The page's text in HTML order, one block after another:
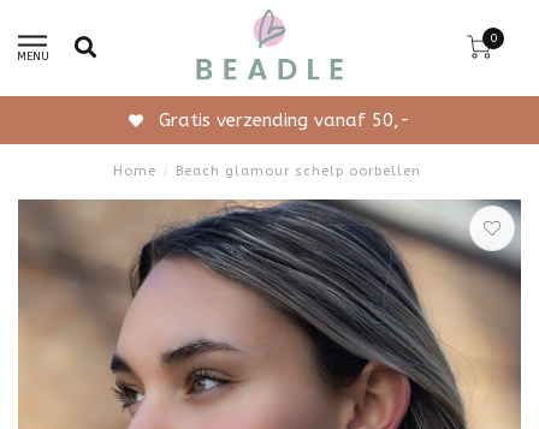
MENU
0
Gratis verzending vanaf 50,-
Home / Beach glamour schelp oorbellen